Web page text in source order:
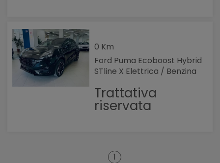
0 Km
Ford Puma Ecoboost Hybrid
STline X Elettrica / Benzina
Trattativa
riservata
1